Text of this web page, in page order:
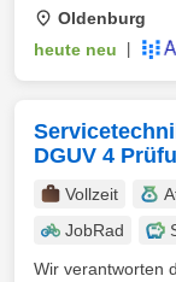
Oldenburg
heute neu
DGUV 4
Vollzeit
JobRad
Wir verantworten